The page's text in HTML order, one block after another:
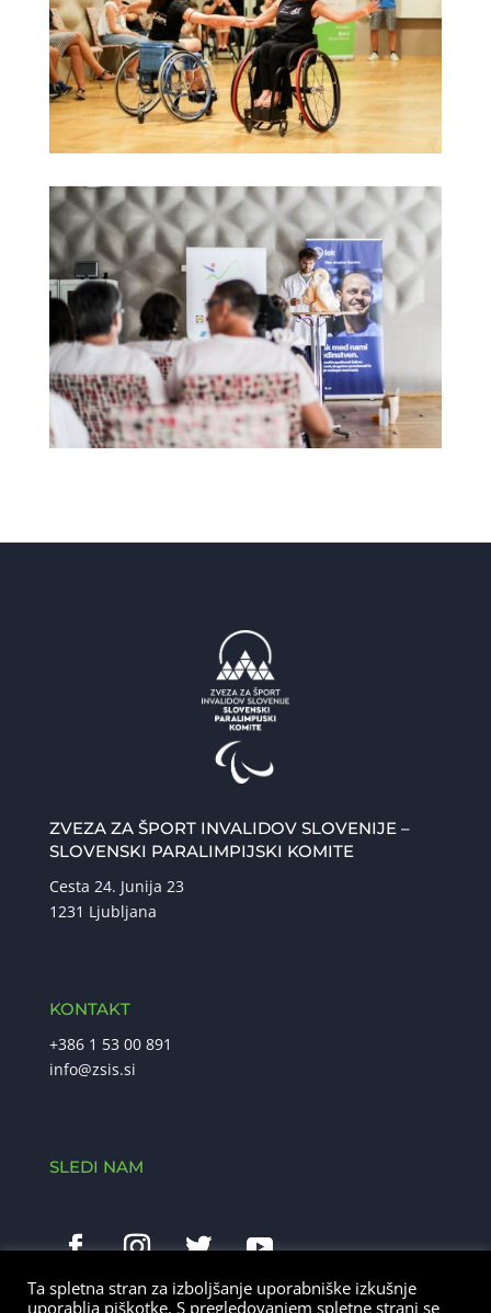
ZVEZA ZA ŠPORT INVALIDOV SLOVENIJE –
SLOVENSKI PARALIMPIJSKI KOMITE
Cesta 24. Junija 23
1231 Ljubljana
KONTAKT
+386 1 53 00 891
info@zsis.si
SLEDI NAM
This site is protected by reCAPTCHA and the GooglePrivacy
Ta spletna stran za izboljšanje uporabniške izkušnje
uporablja piškotke. S pregledovanjem spletne strani se